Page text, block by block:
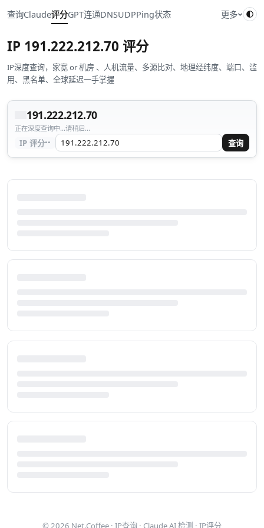
查询Claude评分GPT连通DNSUDPPing状态 更多
IP 191.222.212.70 评分
IP深度查询，家宽 or 机房 、人机流量、多源比对、地理经纬度、端口、滥
用、黑名单、全球延迟一手掌握
191.222.212.70
正在深度查询中...请稍后...
IP 评分·· 查询
© 2026 Net.Coffee · IP查询 · Claude AI 检测 · IP评分